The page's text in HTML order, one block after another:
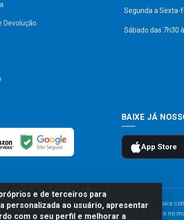
e de terceiros para
personalizada ao usuário, apresentar
com o seu perfil e melhorar a
Devolução
Segunda a Sexta-
Sábado das 7h30
BAIXE JÁ
promoções, condições de pagamento e frete são válidos para
o preço que for exibido no carrinho de compras do site no